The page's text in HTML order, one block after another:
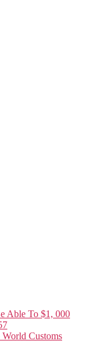
Able To $1, 000
Customs